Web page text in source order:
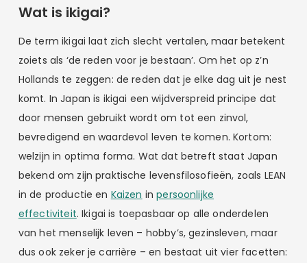
Wat is ikigai?
De term ikigai laat zich slecht vertalen, maar betekent
zoiets als ‘de reden voor je bestaan’. Om het op z’n
Hollands te zeggen: de reden dat je elke dag uit je nest
komt. In Japan is ikigai een wijdverspreid principe dat
door mensen gebruikt wordt om tot een zinvol,
bevredigend en waardevol leven te komen. Kortom:
welzijn in optima forma. Wat dat betreft staat Japan
bekend om zijn praktische levensfilosofieën, zoals LEAN
in de productie en Kaizen inpersoonlijke
effectiviteit. Ikigai is toepasbaar op alle onderdelen
van het menselijk leven – hobby’s, gezinsleven, maar
dus ook zeker je carrière – en bestaat uit vier facetten: